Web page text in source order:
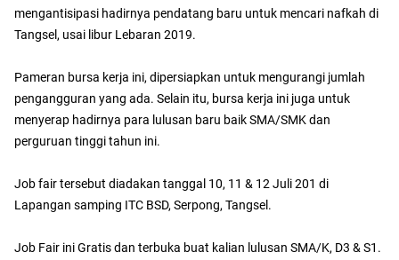
mengantisipasi hadirnya pendatang baru untuk mencari nafkah di
Tangsel, usai libur Lebaran 2019.
Pameran bursa kerja ini, dipersiapkan untuk mengurangi jumlah
pengangguran yang ada. Selain itu, bursa kerja ini juga untuk
menyerap hadirnya para lulusan baru baik SMA/SMK dan
perguruan tinggi tahun ini.
Job fair tersebut diadakan tanggal 10, 11 & 12 Juli 201 di
Lapangan samping ITC BSD, Serpong, Tangsel.
Job Fair ini Gratis dan terbuka buat kalian lulusan SMA/K, D3 & S1.